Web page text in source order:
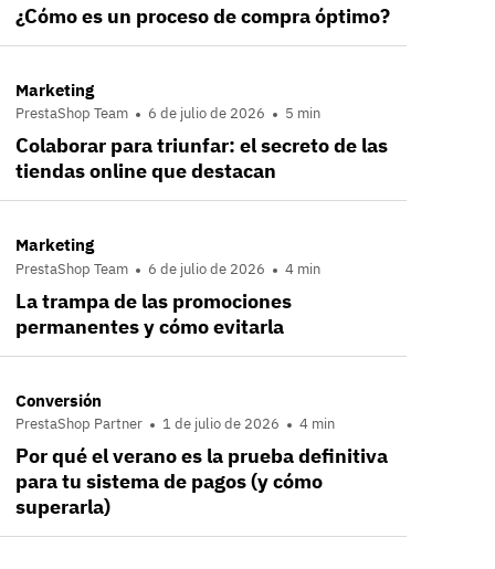
¿Cómo es un proceso de compra óptimo?
Marketing
PrestaShop Team 6 de julio de 2026 5 min
Colaborar para triunfar: el secreto de las
tiendas online que destacan
Marketing
PrestaShop Team 6 de julio de 2026 4 min
La trampa de las promociones
permanentes y cómo evitarla
Conversión
PrestaShop Partner 1 de julio de 2026 4 min
Por qué el verano es la prueba definitiva
para tu sistema de pagos (y cómo
superarla)